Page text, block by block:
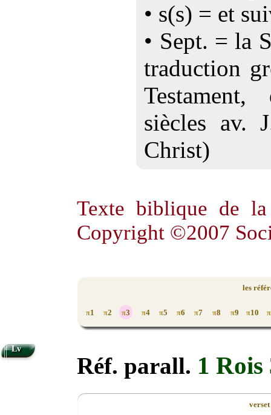
• s(s) = et
• Sept. = la
traduction
siècles av.
Christ)
Texte biblique de
Copyright ©2007
les
π1 π2 π3 π4 π5 π6 π7 π8 π9 π10 π
Réf. parall. 1 Rois
verset
Lv